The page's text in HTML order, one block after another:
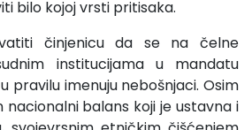
bilo kojoj vrsti pritisaka.
činjenicu da se na čelne
institucijama u mandatu
pravilu imenuju nebošnjaci. Osim
balans koji je ustavna i